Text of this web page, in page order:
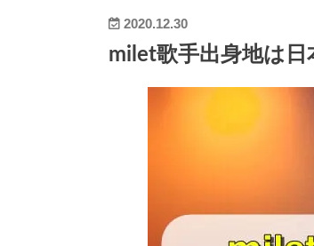
2020.12.30
milet歌手出身地は日